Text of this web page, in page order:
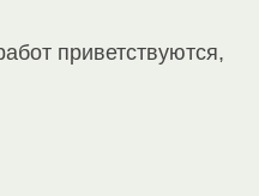
приветствуются,